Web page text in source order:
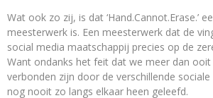
Wat ook zo zij, is dat ‘Hand.Cannot.Erase.’
meesterwerk is. Een meesterwerk dat de
social media maatschappij precies op de
Want ondanks het feit dat we meer dan
verbonden zijn door de verschillende
nog nooit zo langs elkaar heen geleefd.